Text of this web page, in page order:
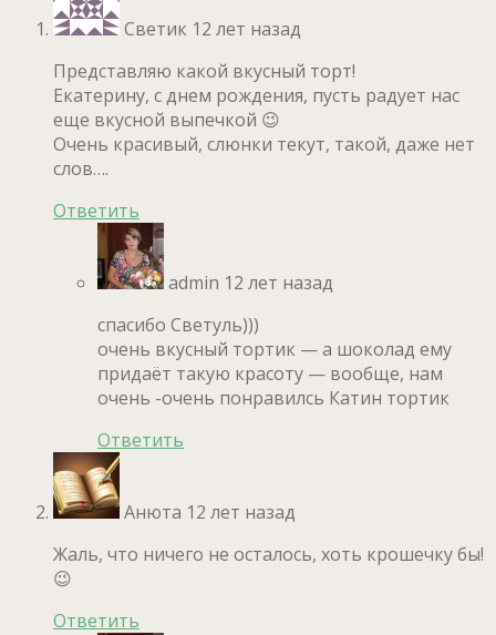
Светик 12 лет назад
Представляю какой вкусный торт!
Екатерину, с днем рождения, пусть радует нас
еще вкусной выпечкой 😉
Очень красивый, слюнки текут, такой, даже нет
слов….
Ответить
admin 12 лет назад
спасибо Светуль)))
очень вкусный тортик — а шоколад ему
придаёт такую красоту — вообще, нам
очень -очень понравилсь Катин тортик
Ответить
Анюта 12 лет назад
Жаль, что ничего не осталось, хоть крошечку бы!
😉
Ответить